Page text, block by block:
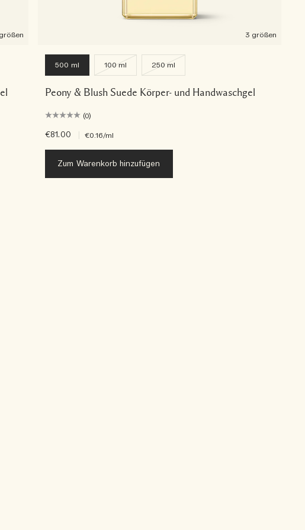
3 größen
500 ml 100 ml 250 ml
Peony & Blush Suede Körper- und Handwaschgel
(0)
€81.00 €0.16/ml
Zum Warenkorb hinzufügen